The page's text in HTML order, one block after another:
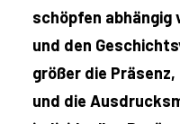
schöpfen abhängig
und den
größer die
und die